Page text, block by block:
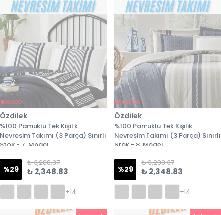
Özdilek
%100 Pamuklu Tek Kişilik
Nevresim Takımı (3 Parça) Sınırlı
Stok - 7. Model
%29
₺ 3,288.37
₺ 2,348.83
+14
Özdilek
%100 Pamuklu Tek Kişilik
Nevresim Takımı (3 Parça) Sınırlı
Stok - 8. Model
%29
₺ 3,288.37
₺ 2,348.83
+14